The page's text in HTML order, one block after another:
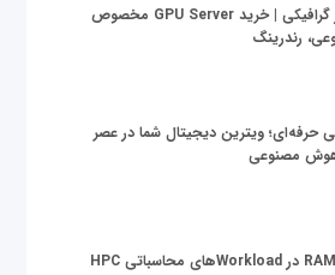
قیمت سرور گرافیکی | خرید GPU Server مخصوص
رندرینگ
حرفه‌ای؛ ویترین دیجیتال شما در عصر
مصنوعی